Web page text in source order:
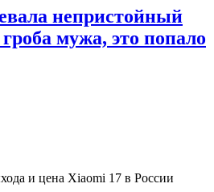
непристойный
мужа, это попало
и цена Xiaomi 17 в России